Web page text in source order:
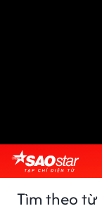
Tìm theo từ